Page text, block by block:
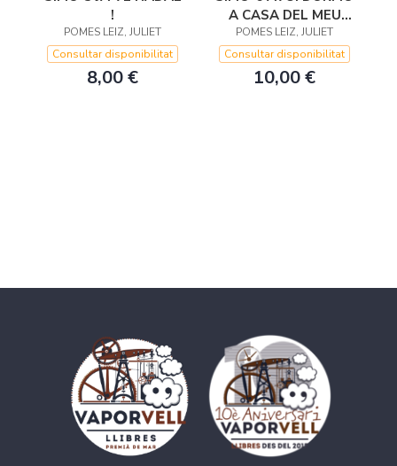
!
POMES LEIZ, JULIET
Consultar disponibilitat
8,00 €
A CASA DEL MEU
AMIC
POMES LEIZ, JULIET
Consultar disponibilitat
10,00 €